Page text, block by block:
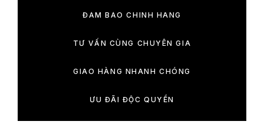
ĐẢM BẢO CHÍNH HÃNG
TƯ VẤN CÙNG CHUYÊN GIA
GIAO HÀNG NHANH CHÓNG
ƯU ĐÃI ĐỘC QUYỀN